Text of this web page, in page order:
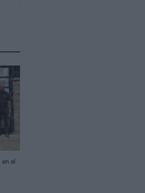
el